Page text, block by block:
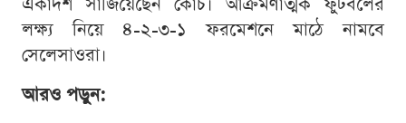
লক্ষ্য নিয়ে ৪-২-৩-১ ফরমেশনে মাঠে নামবে
সেলেসাওরা।
আরও পড়ুন: